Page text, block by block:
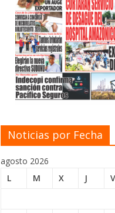
Noticias por Fecha
agosto 2026
L
M X J V